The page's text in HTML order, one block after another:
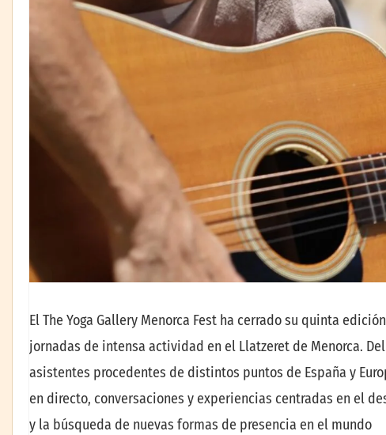
El The Yoga Gallery Menorca Fest ha cerrado su quinta
jornadas de intensa actividad en el Llatzeret de Menorca.
asistentes procedentes de distintos puntos de España y
en directo, conversaciones y experiencias centradas en el
y la búsqueda de nuevas formas de presencia en el mundo